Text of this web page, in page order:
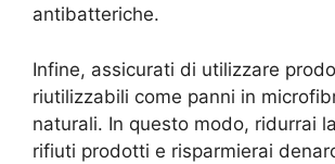
antibatteriche.
Infine, assicurati di utilizzare
riutilizzabili come panni in
naturali. In questo modo, ridurrai
rifiuti prodotti e risparmierai